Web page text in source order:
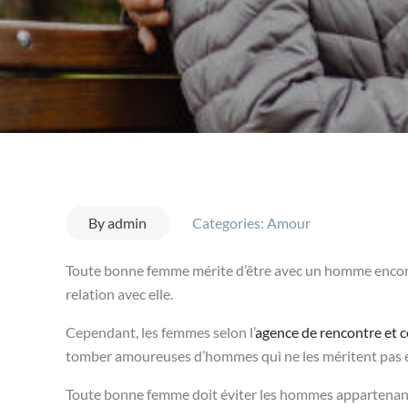
Byadmin Categories: Amour
Toute bonne femme mérite d’être avec un homme
relation avec elle.
Cependant, les femmes selon l’agence de rencontre et
tomber amoureuses d’hommes qui ne les méritent
Toute bonne femme doit éviter les hommes